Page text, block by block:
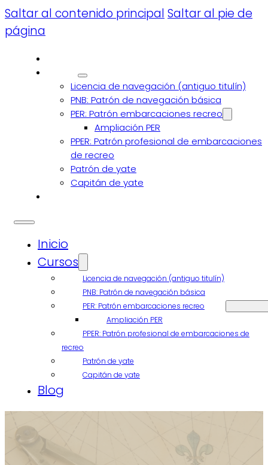
Saltar al contenido principal Saltar al pie de
página
Licencia de navegación (antiguo titulín)
PNB: Patrón de navegación básica
PER: Patrón embarcaciones recreo
Ampliación PER
PPER: Patrón profesional de embarcaciones
de recreo
Patrón de yate
Capitán de yate
Inicio
Cursos
Licencia de navegación (antiguo titulín)
PNB: Patrón de navegación básica
PER: Patrón embarcaciones recreo
Ampliación PER
PPER: Patrón profesional de embarcaciones de
recreo
Patrón de yate
Capitán de yate
Blog